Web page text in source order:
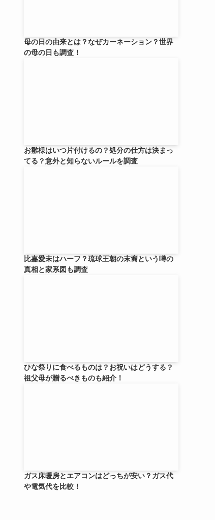
母の日の由来とは？なぜカーネーション？世界
の母の日も調査！
お雛様はいつ片付けるの？処分の仕方は決まっ
てる？意外と知らないルールを調査
比嘉愛未はハーフ？琉球王朝の末裔という噂の
真相と家系図も調査
ひな祭りに食べるものは？お祝いはどうする？
祖父母が贈るべきものも紹介！
ガス床暖房とエアコンはどっちが安い？ガス代
や電気代を比較！